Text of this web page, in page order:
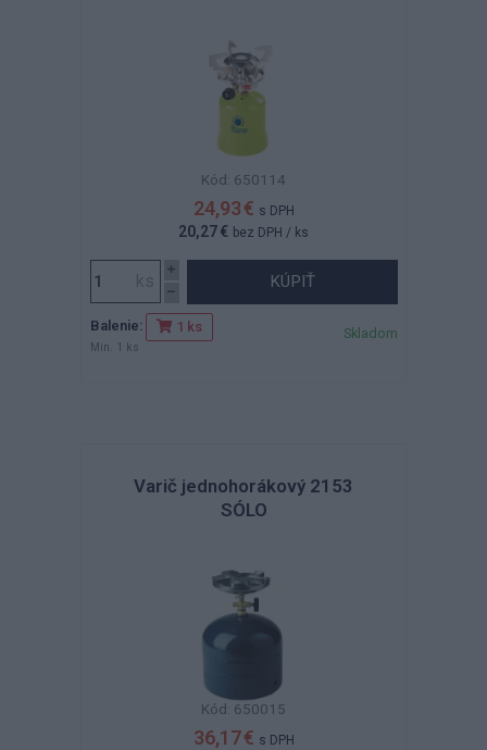
Kód: 650114
24,93 € s DPH
20,27 € bez DPH / ks
KÚPIŤ
Balenie: 1 ks
Min. 1 ks
Skladom
Varič jednohorákový 2153
SÓLO
Kód: 650015
36,17 € s DPH